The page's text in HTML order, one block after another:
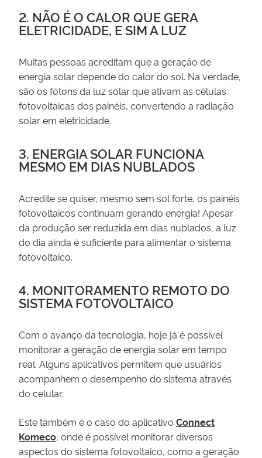
2. NÃO É O CALOR QUE GERA
ELETRICIDADE, E SIM A LUZ
Muitas pessoas acreditam que a geração de
energia solar depende do calor do sol. Na verdade,
são os fótons da luz solar que ativam as células
fotovoltaicas dos painéis, convertendo a radiação
solar em eletricidade.
3. ENERGIA SOLAR FUNCIONA
MESMO EM DIAS NUBLADOS
Acredite se quiser, mesmo sem sol forte, os painéis
fotovoltaicos continuam gerando energia! Apesar
da produção ser reduzida em dias nublados, a luz
do dia ainda é suficiente para alimentar o sistema
fotovoltaico.
4. MONITORAMENTO REMOTO DO
SISTEMA FOTOVOLTAICO
Com o avanço da tecnologia, hoje já é possível
monitorar a geração de energia solar em tempo
real. Alguns aplicativos permitem que usuários
acompanhem o desempenho do sistema através
do celular.
Este também é o caso do aplicativo Connect
Komeco, onde é possível monitorar diversos
aspectos do sistema fotovoltaico, como a geração